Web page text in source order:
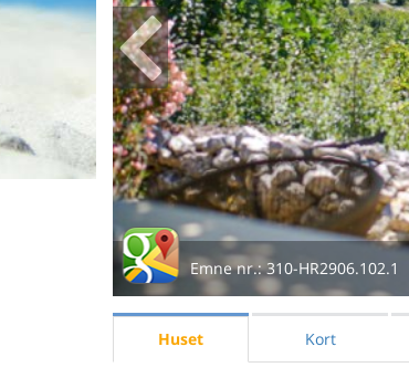
Emne nr.:310-HR2906.102.1
Huset Kort